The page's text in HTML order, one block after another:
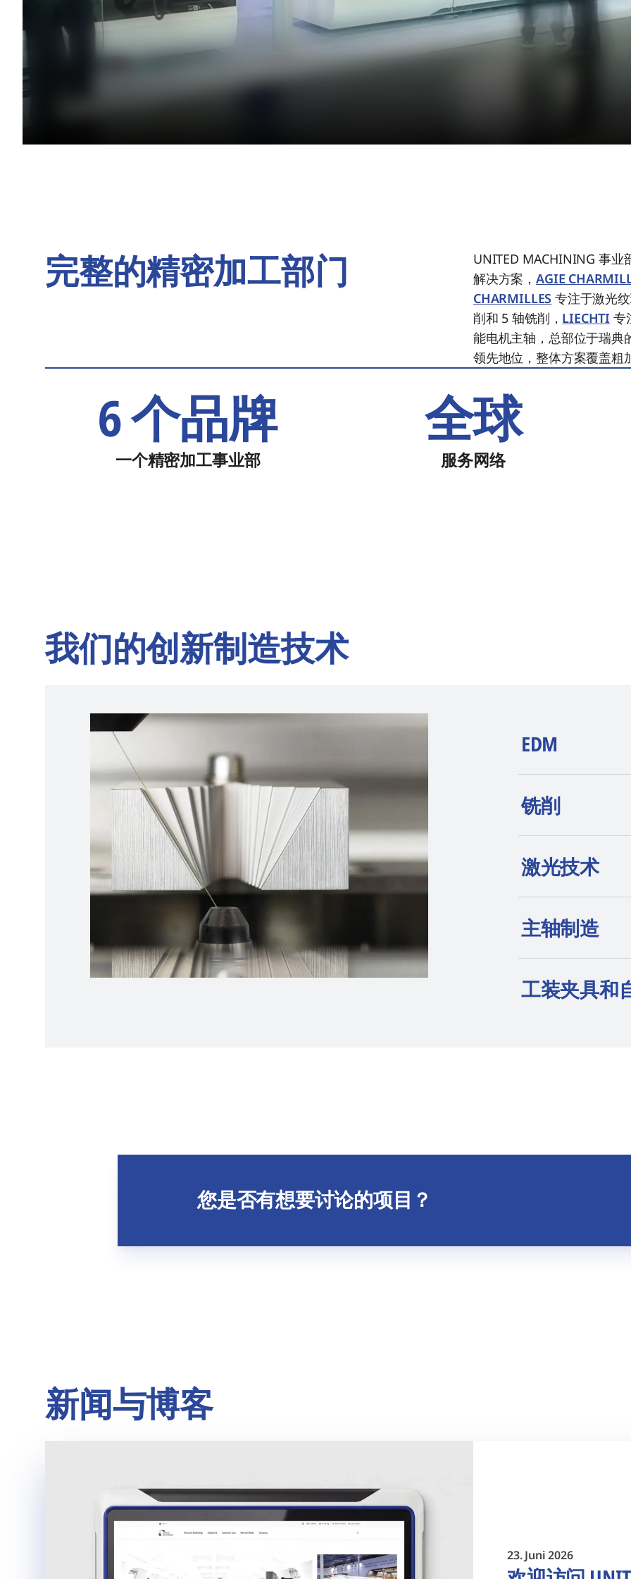
完整的精密加工部门
UNITED MACHINING 事业
解决方案，AGIE
CHARMILLES 专注于激光
削和 5 轴铣削， LIECHTI 专
能电机主轴，总部位于瑞典
领先地位，整体方案覆盖粗
6 个品牌
一个精密加工事业部
全球
服务网络
我们的创新制造技术
EDM
wire-cut EDM、
铣削
激光技术
主轴制造
工装夹具和
您是否有想要讨论的项目？
新闻与博客
23. Juni 2026